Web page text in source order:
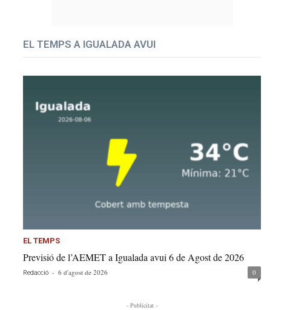
EL TEMPS A IGUALADA AVUI
EL TEMPS
Previsió de l’AEMET a Igualada avui 6 de Agost de 2026
Redacció - 6 d'agost de 2026 0
- Publicitat -